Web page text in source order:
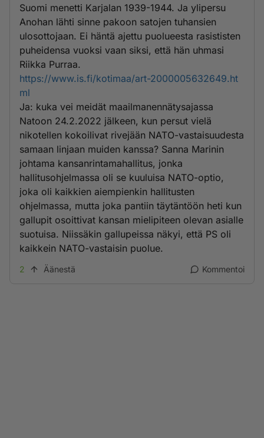
Suomi menetti Karjalan 1939-1944. Ja ylipersu
Anohan lähti sinne pakoon satojen tuhansien
ulosottojaan. Ei häntä ajettu puolueesta rasististen
puheidensa vuoksi vaan siksi, että hän uhmasi
Riikka Purraa.
https://www.is.fi/kotimaa/art-2000005632649.ht
ml
Ja: kuka vei meidät maailmanennätysajassa
Natoon 24.2.2022 jälkeen, kun persut vielä
nikotellen kokoilivat rivejään NATO-vastaisuudesta
samaan linjaan muiden kanssa? Sanna Marinin
johtama kansanrintamahallitus, jonka
hallitusohjelmassa oli se kuuluisa NATO-optio,
joka oli kaikkien aiempienkin hallitusten
ohjelmassa, mutta joka pantiin täytäntöön heti kun
gallupit osoittivat kansan mielipiteen olevan asialle
suotuisa. Niissäkin gallupeissa näkyi, että PS oli
kaikkein NATO-vastaisin puolue.
2 Äänestä Kommentoi